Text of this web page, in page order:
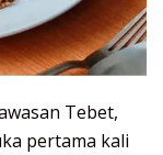
Tebet,
pertama kali